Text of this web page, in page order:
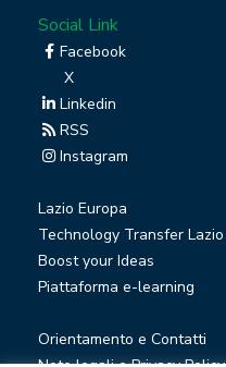
Social Link
Facebook
X
Linkedin
RSS
Instagram
Lazio Europa
Technology Transfer Lazio
Boost your Ideas
Piattaforma e-learning
Orientamento e Contatti